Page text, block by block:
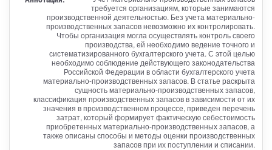
требуется организациям, которые занимаются
производственной деятельностью. Без учета материально-
производственных запасов невозможно их контролировать.
Чтобы организация могла осуществлять контроль своего
производства, ей необходимо ведение точного и
систематизированного бухгалтерского учета. С этой целью
необходимо соблюдение действующего законодательства
Российской Федерации в области бухгалтерского учета
материально-производственных запасов. В статье раскрыта
сущность материально-производственных запасов,
классификация производственных запасов в зависимости от их
значения в производственном процессе, приведен перечень
затрат, который формирует фактическую себестоимость
приобретенных материально-производственных запасов, а
также описаны способы и методы оценки производственных
запасов при их поступлении и списании.